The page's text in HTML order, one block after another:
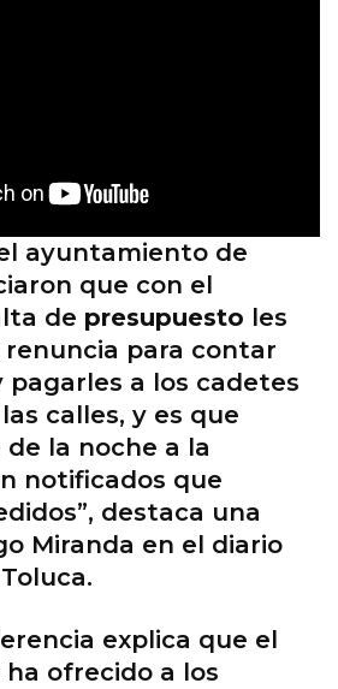
ayuntamiento de
que con el
de presupuesto les
renuncia para contar
pagarles a los cadetes
calles, y es que
la noche a la
notificados que
destaca una
Miranda en el diario
explica que el
ofrecido a los